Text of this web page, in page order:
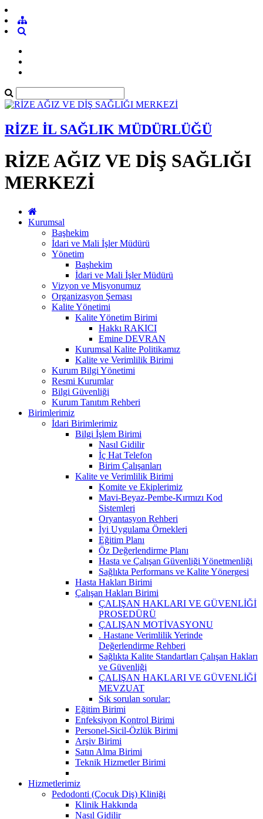
RİZE İL SAĞLIK MÜDÜRLÜĞÜ
RİZE AĞIZ VE DİŞ SAĞLIĞI
MERKEZİ
Kurumsal
Başhekim
İdari ve Mali İşler Müdürü
Yönetim
Başhekim
İdari ve Mali İşler Müdürü
Vizyon ve Misyonumuz
Organizasyon Şeması
Kalite Yönetimi
Kalite Yönetim Birimi
Hakkı RAKICI
Emine DEVRAN
Kurumsal Kalite Politikamız
Kalite ve Verimlilik Birimi
Kurum Bilgi Yönetimi
Resmi Kurumlar
Bilgi Güvenliği
Kurum Tanıtım Rehberi
Birimlerimiz
İdari Birimlerimiz
Bilgi İşlem Birimi
Nasıl Gidilir
İç Hat Telefon
Birim Çalışanları
Kalite ve Verimlilik Birimi
Komite ve Ekiplerimiz
Mavi-Beyaz-Pembe-Kırmızı Kod
Sistemleri
Oryantasyon Rehberi
İyi Uygulama Örnekleri
Eğitim Planı
Öz Değerlendirme Planı
Hasta ve Çalışan Güvenliği Yönetmenliği
Sağlıkta Performans ve Kalite Yönergesi
Hasta Hakları Birimi
Çalışan Hakları Birimi
ÇALIŞAN HAKLARI VE GÜVENLİĞİ
PROSEDÜRÜ
ÇALIŞAN MOTİVASYONU
. Hastane Verimlilik Yerinde
Değerlendirme Rehberi
Sağlıkta Kalite Standartları Çalışan Hakları
ve Güvenliği
ÇALIŞAN HAKLARI VE GÜVENLİĞİ
MEVZUAT
Sık sorulan sorular:
Eğitim Birimi
Enfeksiyon Kontrol Birimi
Personel-Sicil-Özlük Birimi
Arşiv Birimi
Satın Alma Birimi
Teknik Hizmetler Birimi
Hizmetlerimiz
Pedodonti (Çocuk Diş) Kliniği
Klinik Hakkında
Nasıl Gidilir